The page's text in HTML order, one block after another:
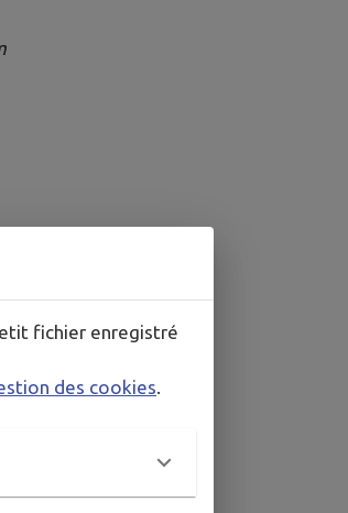
fichier enregistré
des cookies.